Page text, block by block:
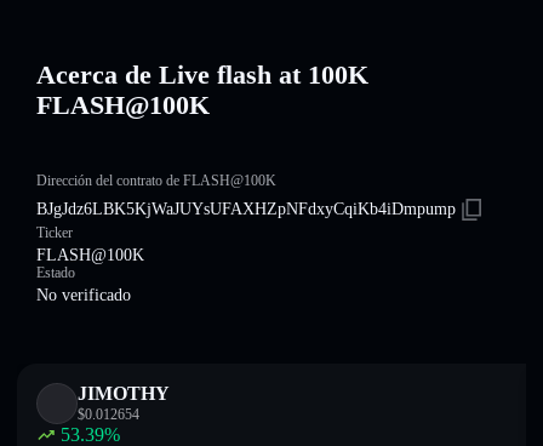
Acerca de Live flash at 100K
FLASH@100K
Dirección del contrato de FLASH@100K
BJgJdz6LBK5KjWaJUYsUFAXHZpNFdxyCqiKb4iDmpump
Ticker
FLASH@100K
Estado
No verificado
JIMOTHY
$0.012654
53.39%